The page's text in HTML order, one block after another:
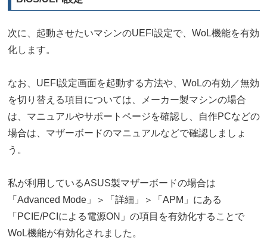
次に、起動させたいマシンのUEFI設定で、WoL機能を有効
化します。
なお、UEFI設定画面を起動する方法や、WoLの有効／無効
を切り替える項目については、メーカー製マシンの場合
は、マニュアルやサポートページを確認し、自作PCなどの
場合は、マザーボードのマニュアルなどで確認しましょ
う。
私が利用しているASUS製マザーボードの場合は
「Advanced Mode」＞「詳細」＞「APM」にある
「PCIE/PCIによる電源ON」の項目を有効化することで
WoL機能が有効化されました。